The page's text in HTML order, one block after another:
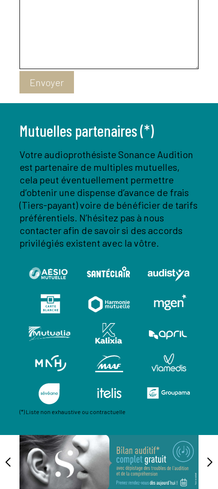
Envoyer
Mutuelles partenaires (*)
Votre audioprothésiste Sonance Audition
est partenaire de multiples mutuelles,
cela peut éventuellement permettre
d’obtenir une dispense d’avance de frais
(Tiers-payant) voire de bénéficier de tarifs
préférentiels. N’hésitez pas à nous
contacter afin de savoir si des accords
privilégiés existent avec la vôtre.
(*) Liste non exhaustive ou contractuelle